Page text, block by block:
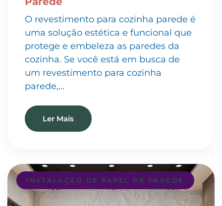
O revestimento para cozinha parede é
uma solução estética e funcional que
protege e embeleza as paredes da
cozinha. Se você está em busca de
um revestimento para cozinha
parede,…
Ler Mais
INSTALAÇÃO DE PAPEL DE PAREDE